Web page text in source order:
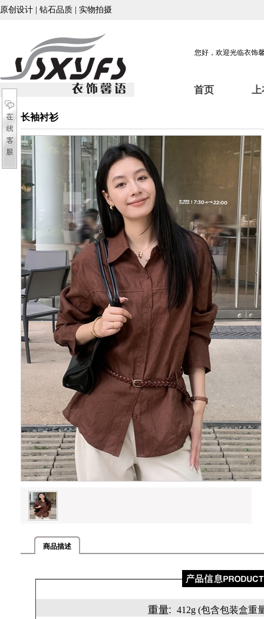
原创设计 | 钻石品质 | 实物拍摄
您好，欢迎光临衣饰
首页 上
长袖衬衫
商品描述
412g (包含包装盒重